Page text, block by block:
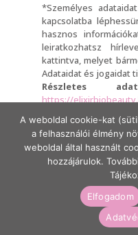
*Személyes
kapcsolatba
hasznos
leiratkozhatsz
kattintva, melyet
Adataidat és jogaidat
Részletes
https://
A Feliratkozásra
fent említett
kezelni.
Készítette:
Elixír Bio Beauty
A weboldal cookie-kat
a felhasználói élmény
weboldal által használt
hozzájárulok.
Elfogadom